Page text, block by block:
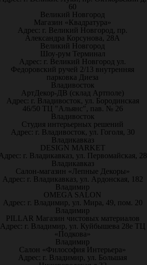
60
Великий Новгород
Магазин «Квадратура»
Адрес: г. Великий Новгород, пр.
Александра Корсунова, 28А
Великий Новгород
Шоу-рум Терминал
Адрес: г. Великий Новгород ул.
Федоровский ручей 2/13 внутренняя
парковка Диеза
Владивосток
АртДекор-ДВ (склад Артполе)
Адрес: г. Владивосток, ул. Бородинская
46/50 ТЦ "Альянс", пав. № 26
Владивосток
Студия интерьерных решений
Адрес: г. Владивосток, ул. Гоголя, 30
Владикавказ
DESIGN MARKET
г. Владикавказ, ул. Первомайская, 28
Владикавказ
Салон-магазин «Лепные Декоры»
Адрес: г. Владикавказ, ул. Ардонская, 182
Владимир
OMEGA SALON
Адрес: г. Владимир, ул. Мира, 49, пом. 20
Владимир
PILLAR Магазин чистовых материалов
Адрес: г. Владимир, ул. Куйбышева 28е ТЦ
«Подкова»
Владимир
Салон «Философия Интерьера»
Адрес: г. Владимир, ул. Большая